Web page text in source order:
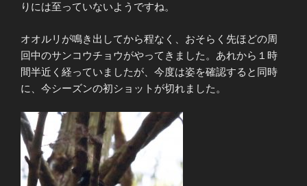
りには至っていないようですね。
オオルリが鳴き出してから程なく、おそらく先ほどの周
回中のサンコウチョウがやってきました。あれから１時
間半近く経っていましたが、今度は姿を確認すると同時
に、今シーズンの初ショットが切れました。